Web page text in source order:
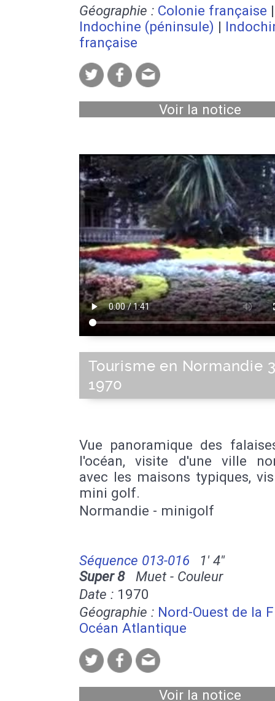
Géographie : Colonie française |
Indochine (péninsule) |
française
Voir la notice
Tourisme en Normandie
1970
Vue panoramique des
l'océan, visite d'une ville
avec les maisons typiques,
mini golf.
Normandie - minigolf
Séquence 013-016
1' 4''
Super 8Muet - Couleur
Date : 1970
Géographie : Nord-Ouest de la
Océan Atlantique
Voir la notice